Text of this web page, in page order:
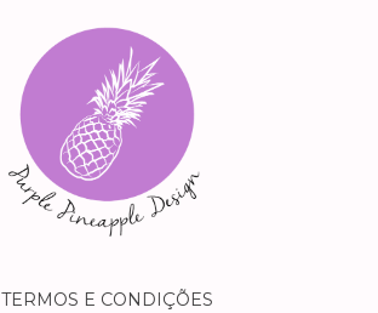
TERMOS E CONDIÇÕES